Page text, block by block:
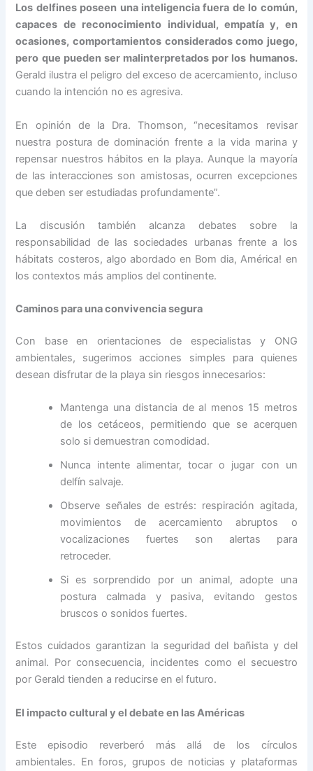
Los delfines poseen una inteligencia fuera de lo común,
capaces de reconocimiento individual, empatía y, en
ocasiones, comportamientos considerados como juego,
pero que pueden ser malinterpretados por los humanos.
Gerald ilustra el peligro del exceso de acercamiento, incluso
cuando la intención no es agresiva.
En opinión de la Dra. Thomson, “necesitamos revisar
nuestra postura de dominación frente a la vida marina y
repensar nuestros hábitos en la playa. Aunque la mayoría
de las interacciones son amistosas, ocurren excepciones
que deben ser estudiadas profundamente”.
La discusión también alcanza debates sobre la
responsabilidad de las sociedades urbanas frente a los
hábitats costeros, algo abordado en Bom dia, América! en
los contextos más amplios del continente.
Caminos para una convivencia segura
Con base en orientaciones de especialistas y ONG
ambientales, sugerimos acciones simples para quienes
desean disfrutar de la playa sin riesgos innecesarios:
Mantenga una distancia de al menos 15 metros
de los cetáceos, permitiendo que se acerquen
solo si demuestran comodidad.
Nunca intente alimentar, tocar o jugar con un
delfín salvaje.
Observe señales de estrés: respiración agitada,
movimientos de acercamiento abruptos o
vocalizaciones fuertes son alertas para
retroceder.
Si es sorprendido por un animal, adopte una
postura calmada y pasiva, evitando gestos
bruscos o sonidos fuertes.
Estos cuidados garantizan la seguridad del bañista y del
animal. Por consecuencia, incidentes como el secuestro
por Gerald tienden a reducirse en el futuro.
El impacto cultural y el debate en las Américas
Este episodio reverberó más allá de los círculos
ambientales. En foros, grupos de noticias y plataformas